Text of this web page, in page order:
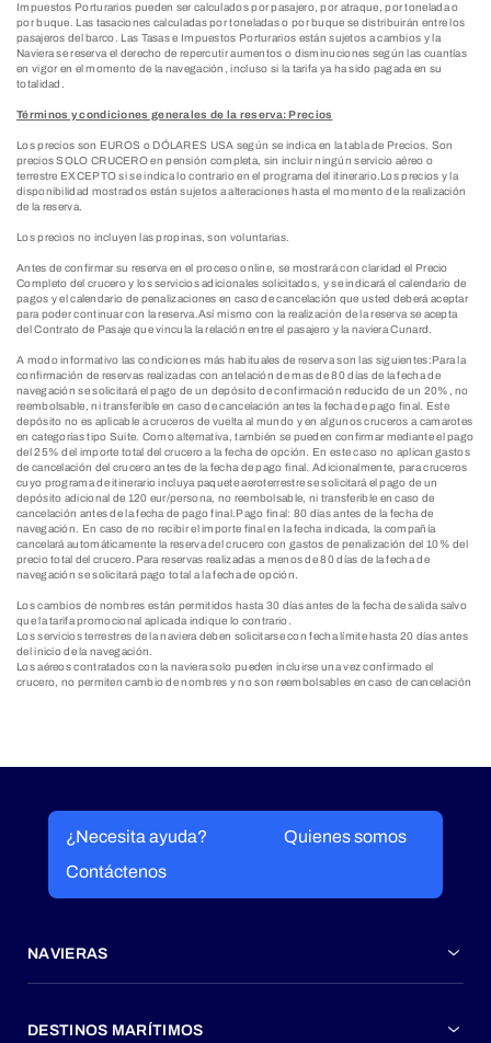
Impuestos Porturarios pueden ser calculados por pasajero, por atraque, por tonelada o
por buque. Las tasaciones calculadas por toneladas o por buque se distribuirán entre los
pasajeros del barco. Las Tasas e Impuestos Porturarios están sujetos a cambios y la
Naviera se reserva el derecho de repercutir aumentos o disminuciones según las cuantías
en vigor en el momento de la navegación, incluso si la tarifa ya ha sido pagada en su
totalidad.
Términos y condiciones generales de la reserva: Precios
Los precios son EUROS o DÓLARES USA según se indica en la tabla de Precios. Son
precios SOLO CRUCERO en pensión completa, sin incluir ningún servicio aéreo o
terrestre EXCEPTO si se indica lo contrario en el programa del itinerario.Los precios y la
disponibilidad mostrados están sujetos a alteraciones hasta el momento de la realización
de la reserva.
Los precios no incluyen las propinas, son voluntarias.
Antes de confirmar su reserva en el proceso online, se mostrará con claridad el Precio
Completo del crucero y los servicios adicionales solicitados, y se indicará el calendario de
pagos y el calendario de penalizaciones en caso de cancelación que usted deberá aceptar
para poder continuar con la reserva.Así mismo con la realización de la reserva se acepta
del Contrato de Pasaje que vincula la relación entre el pasajero y la naviera Cunard.
A modo informativo las condiciones más habituales de reserva son las siguientes:Para la
confirmación de reservas realizadas con antelación de mas de 80 días de la fecha de
navegación se solicitará el pago de un depósito de confirmación reducido de un 20%, no
reembolsable, ni transferible en caso de cancelación antes la fecha de pago final. Este
depósito no es aplicable a cruceros de vuelta al mundo y en algunos cruceros a camarotes
en categorías tipo Suite. Como alternativa, también se pueden confirmar mediante el pago
del 25% del importe total del crucero a la fecha de opción. En este caso no aplican gastos
de cancelación del crucero antes de la fecha de pago final. Adicionalmente, para cruceros
cuyo programa de itinerario incluya paquete aeroterrestre se solicitará el pago de un
depósito adicional de 120 eur/persona, no reembolsable, ni transferible en caso de
cancelación antes de la fecha de pago final.Pago final: 80 días antes de la fecha de
navegación. En caso de no recibir el importe final en la fecha indicada, la compañía
cancelará automáticamente la reserva del crucero con gastos de penalización del 10% del
precio total del crucero.Para reservas realizadas a menos de 80 días de la fecha de
navegación se solicitará pago total a la fecha de opción.
Los cambios de nombres están permitidos hasta 30 días antes de la fecha de salida salvo
que la tarifa promocional aplicada indique lo contrario.
Los servicios terrestres de la naviera deben solicitarse con fecha límite hasta 20 días antes
del inicio de la navegación.
Los aéreos contratados con la naviera solo pueden incluirse una vez confirmado el
crucero, no permiten cambio de nombres y no son reembolsables en caso de cancelación
¿Necesita ayuda?
Quienes somos
Contáctenos
NAVIERAS
DESTINOS MARÍTIMOS